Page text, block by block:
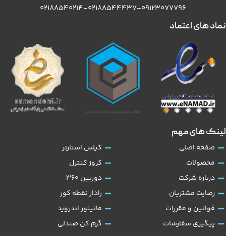
۰۲۱۸۸۵۴۰۲۱۴-۰۲۱۸۸۵۴۴۴۳۷-۰۹۱۲۳۰۷۷۷۹۶
لینک های مهم
صفحه اصلی
محصولات
درباره شرکت
رضایت مشتریان
قوانین و مقررات
پیگیری سفارشات
کیلس استارتر
کروز کنترل
دوربین 360
رادار نقطه کور
مانیتور اندروید
گرم کن صندلی
نماد های اعتماد